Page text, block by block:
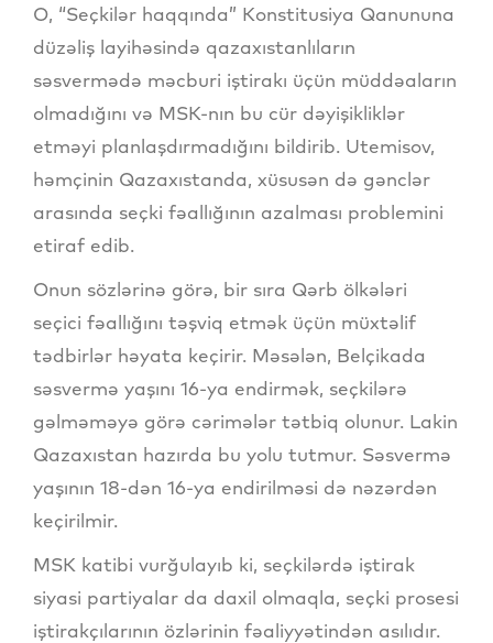
O, “Seçkilər haqqında” Konstitusiya Qanununa
düzəliş layihəsində qazaxıstanlıların
səsvermədə məcburi iştirakı üçün müddəaların
olmadığını və MSK-nın bu cür dəyişikliklər
etməyi planlaşdırmadığını bildirib. Utemisov,
həmçinin Qazaxıstanda, xüsusən də gənclər
arasında seçki fəallığının azalması problemini
etiraf edib.
Onun sözlərinə görə, bir sıra Qərb ölkələri
seçici fəallığını təşviq etmək üçün müxtəlif
tədbirlər həyata keçirir. Məsələn, Belçikada
səsvermə yaşını 16-ya endirmək, seçkilərə
gəlməməyə görə cərimələr tətbiq olunur. Lakin
Qazaxıstan hazırda bu yolu tutmur. Səsvermə
yaşının 18-dən 16-ya endirilməsi də nəzərdən
keçirilmir.
MSK katibi vurğulayıb ki, seçkilərdə iştirak
siyasi partiyalar da daxil olmaqla, seçki prosesi
iştirakçılarının özlərinin fəaliyyətindən asılıdır.